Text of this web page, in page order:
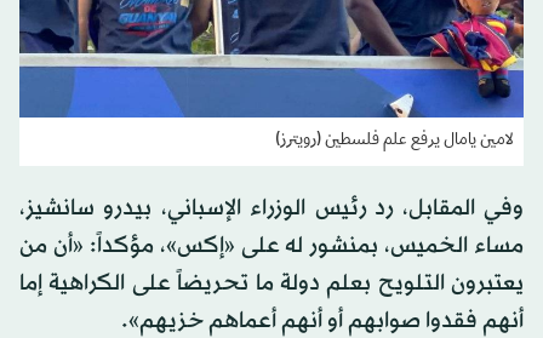
لامين يامال يرفع علم فلسطين (رويترز)
وفي المقابل، رد رئيس الوزراء الإسباني، بيدرو سانشيز،
مساء الخميس، بمنشور له على «إكس»، مؤكداً: «أن من
يعتبرون التلويح بعلم دولة ما تحريضاً على الكراهية إما
أنهم فقدوا صوابهم أو أنهم أعماهم خزيهم».